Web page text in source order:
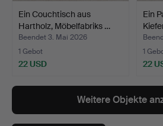
Ein Couchtisch aus
Hartholz, Möbelfabriks …
Beendet 3. Mai 2026
1 Gebot
22 USD
Ein
1
22
Weitere Objekte